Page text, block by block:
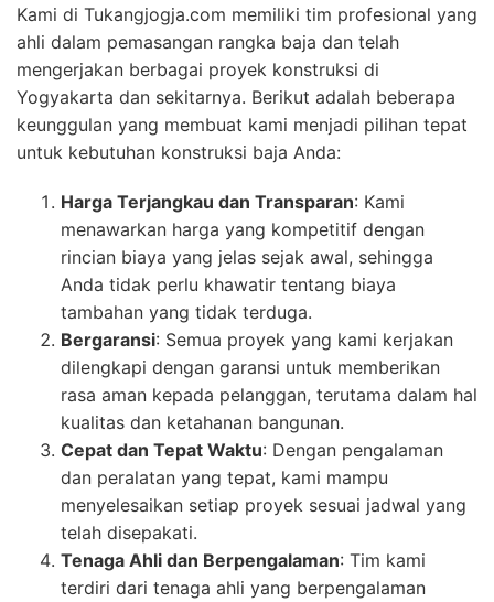
Kami di Tukangjogja.com memiliki tim profesional yang
ahli dalam pemasangan rangka baja dan telah
mengerjakan berbagai proyek konstruksi di
Yogyakarta dan sekitarnya. Berikut adalah beberapa
keunggulan yang membuat kami menjadi pilihan tepat
untuk kebutuhan konstruksi baja Anda:
Harga Terjangkau dan Transparan: Kami
menawarkan harga yang kompetitif dengan
rincian biaya yang jelas sejak awal, sehingga
Anda tidak perlu khawatir tentang biaya
tambahan yang tidak terduga.
Bergaransi: Semua proyek yang kami kerjakan
dilengkapi dengan garansi untuk memberikan
rasa aman kepada pelanggan, terutama dalam hal
kualitas dan ketahanan bangunan.
Cepat dan Tepat Waktu: Dengan pengalaman
dan peralatan yang tepat, kami mampu
menyelesaikan setiap proyek sesuai jadwal yang
telah disepakati.
Tenaga Ahli dan Berpengalaman: Tim kami
terdiri dari tenaga ahli yang berpengalaman